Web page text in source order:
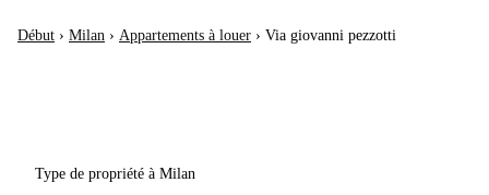
Début › Milan › Appartements à louer › Via giovanni pezzotti
Type de propriété à Milan